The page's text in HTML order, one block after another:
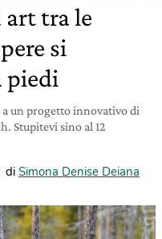
art tra le
si
piedi
a un progetto innovativo di
Stupitevi sino al 12
di Simona Denise Deiana